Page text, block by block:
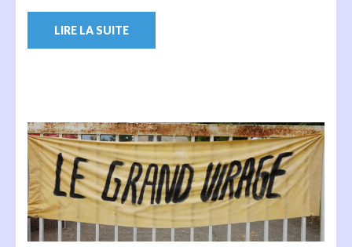
LIRE LA SUITE